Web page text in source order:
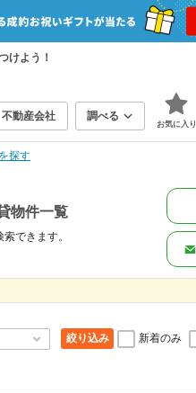
けよう！
不動産会社 調べる
お気に入り
探す
物件一覧
できます。
絞り込み 新着のみ